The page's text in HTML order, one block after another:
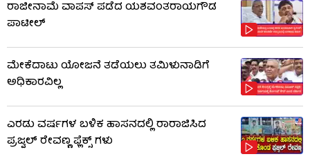
ರಾಜೀನಾಮೆ ವಾಪಸ್ ಪಡೆದ ಯಶವಂತರಾಯಗೌಡ
ಪಾಟೀಲ್
ಮೇಕೆದಾಟು ಯೋಜನೆ ತಡೆಯಲು ತಮಿಳುನಾಡಿಗೆ
ಅಧಿಕಾರವಿಲ್ಲ
ಎರಡು ವರ್ಷಗಳ ಬಳಿಕ ಹಾಸನದಲ್ಲಿ ರಾರಾಜಿಸಿದ
ಪ್ರಜ್ವಲ್ ರೇವಣ್ಣ ಫ್ಲೆಕ್ಸ್ ಗಳು